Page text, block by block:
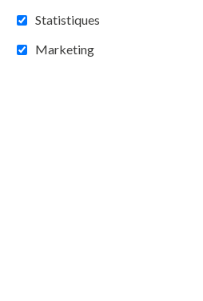
Statistiques
Marketing